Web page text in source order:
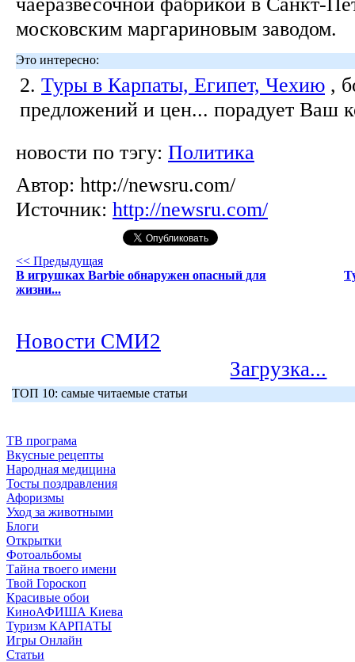
московским маргариновым заводом.
Это интересно:
2. Туры в Карпаты, Египет, Чехию ,
предложений и цен... порадует Ваш
новости по тэгу: Политика
Автор: http://newsru.com/
Источник: http://newsru.com/
<< Предыдущая
В игрушках Barbie обнаружен опасный для
жизни...
Новости СМИ2
Загрузка...
ТОП 10: самые читаемые статьи
ТВ програма
Вкусные рецепты
Народная медицина
Тосты поздравления
Афоризмы
Уход за животными
Блоги
Открытки
Фотоальбомы
Тайна твоего имени
Твой Гороскоп
Красивые обои
КиноАФИША Киева
Туризм КАРПАТЫ
Игры Онлайн
Статьи